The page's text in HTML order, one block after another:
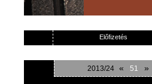
Előfizetés
2013/24 « 51 »